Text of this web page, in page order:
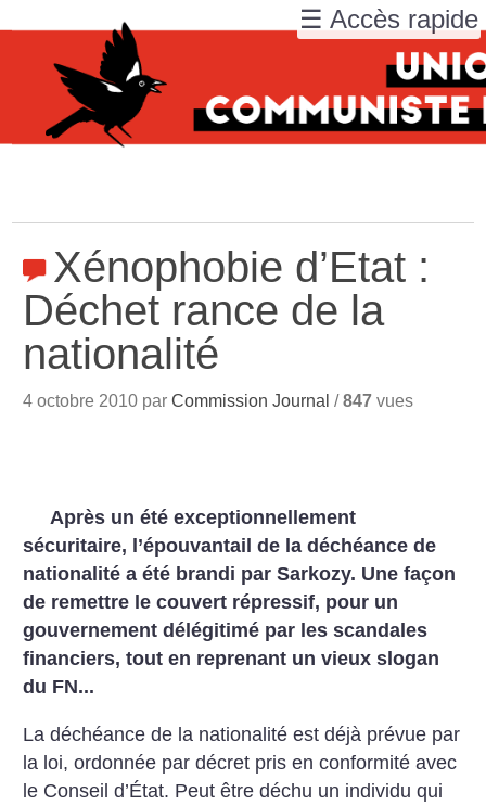
Xénophobie d’Etat :
Déchet rance de la
nationalité
4 octobre 2010 parCommission Journal /847 vues
Après un été exceptionnellement
sécuritaire, l’épouvantail de la déchéance de
nationalité a été brandi par Sarkozy. Une façon
de remettre le couvert répressif, pour un
gouvernement délégitimé par les scandales
financiers, tout en reprenant un vieux slogan
du FN...
La déchéance de la nationalité est déjà prévue par
la loi, ordonnée par décret pris en conformité avec
le Conseil d’État. Peut être déchu un individu qui
☰ Accès rapide